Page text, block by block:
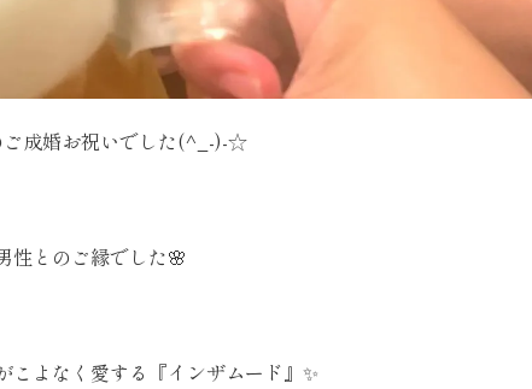
ご成婚お祝いでした(^_-)-☆
性とのご縁でした🌸
よなく愛する『インザムード』✨